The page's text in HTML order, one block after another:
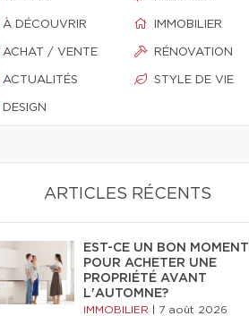
À DÉCOUVRIR
ACHAT / VENTE
ACTUALITÉS
DESIGN
IMMOBILIER
RÉNOVATION
STYLE DE VIE
ARTICLES RÉCENTS
EST-CE UN BON MOMENT
POUR ACHETER UNE
PROPRIÉTÉ AVANT
L'AUTOMNE?
IMMOBILIER 7 août 2026